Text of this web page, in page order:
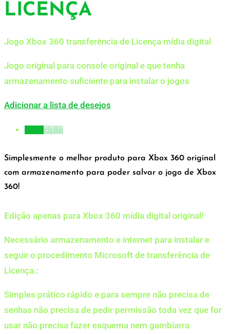
LICENÇA
Jogo Xbox 360 transferência de Licença mídia digital
Jogo original para console original e que tenha
armazenamento suficiente para instalar o jogos
Adicionar a lista de desejos
Descrição
Simplesmente o melhor produto para Xbox 360 original
com armazenamento para poder salvar o jogo de Xbox
360!
Edição apenas para Xbox 360 mídia digital original!
Necessário armazenamento e internet para instalar e
seguir o procedimento Microsoft de transferência de
Licença.:
Simples prático rápido e para sempre não precisa de
senhas não precisa de pedir permissão toda vez que for
usar não precisa fazer esquema nem gambiarra